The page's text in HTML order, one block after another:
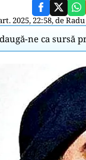
2025, 22:58, de
ne ca sursă